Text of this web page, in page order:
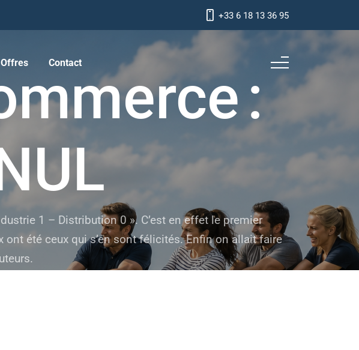
+33 6 18 13 36 95
Offres Contact
:
1 – Distribution 0 ». C’est en effet le premier
été ceux qui s’en sont félicités. Enfin on allait faire